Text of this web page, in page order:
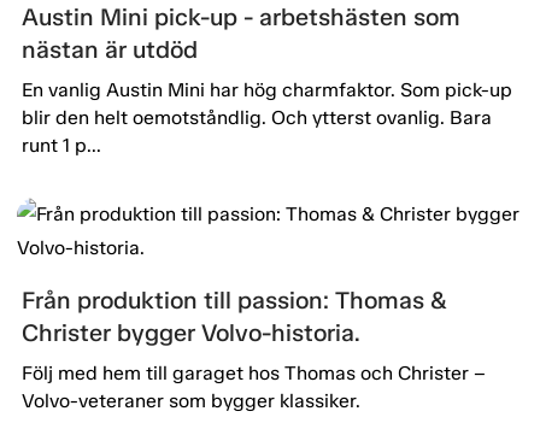
Austin Mini pick-up - arbetshästen som
nästan är utdöd
En vanlig Austin Mini har hög charmfaktor. Som pick-up
blir den helt oemotståndlig. Och ytterst ovanlig. Bara
runt 1 p...
Från produktion till passion: Thomas &
Christer bygger Volvo-historia.
Följ med hem till garaget hos Thomas och Christer –
Volvo-veteraner som bygger klassiker.